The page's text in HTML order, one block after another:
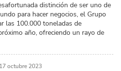
distinción de ser uno de
para hacer negocios, el Grupo
las 100.000 toneladas de
año, ofreciendo un rayo de
17 octubre 2023